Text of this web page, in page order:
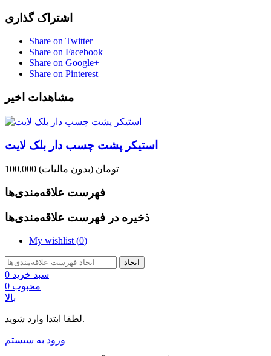
اشتراک گذاری
Share on Twitter
Share on Facebook
Share on Google+
Share on Pinterest
مشاهدات اخیر
استیکر پشت چسب دار بلک لایت
100,000 تومان (بدون مالیات)
فهرست علاقه‌مندی‌ها
ذخیره در فهرست علاقه‌مندی‌ها
My wishlist (0)
ایجاد
سبد خرید 0
محبوب 0
بالا
لطفا ابتدا وارد شوید.
ورود به سیستم